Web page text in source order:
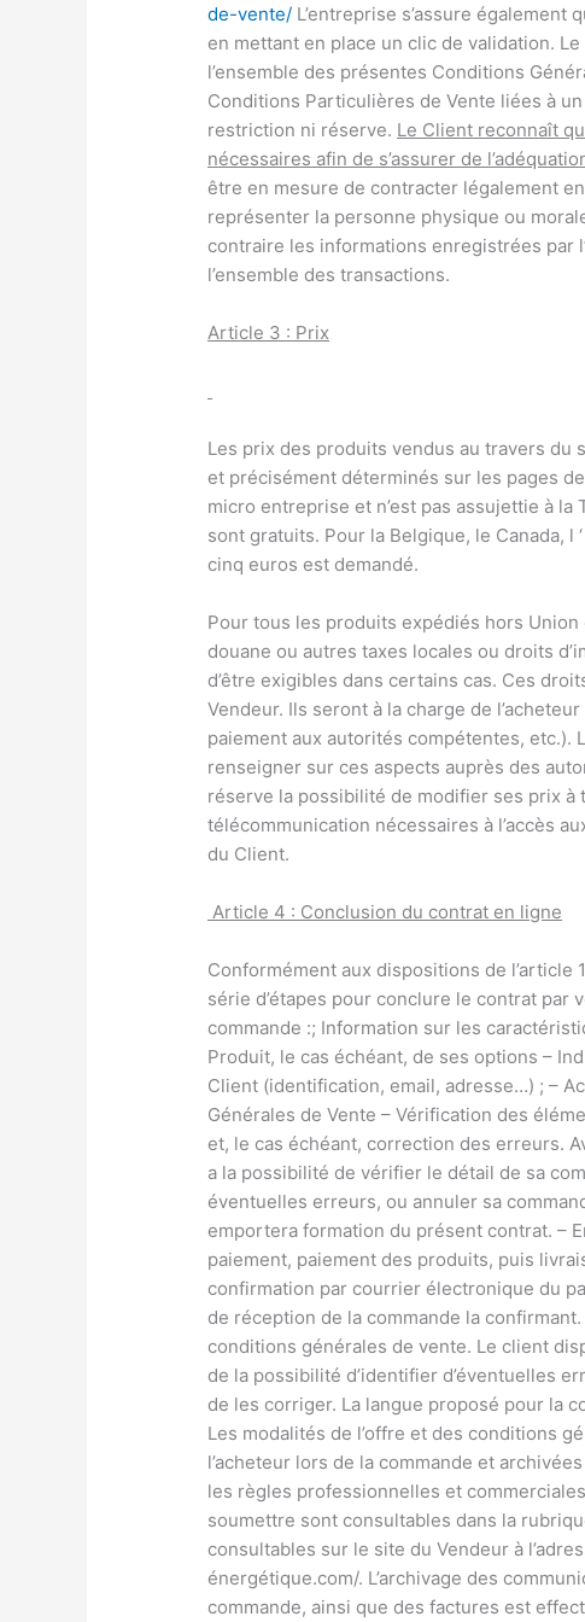
de-vente/ L’entreprise s’assure
en mettant en place un clic de validation.
l’ensemble des présentes Conditions
Conditions Particulières de Vente liées à
restriction ni réserve. Le Client reconnaît
nécessaires afin de s’assurer de
être en mesure de contracter légalement
représenter la personne physique ou
contraire les informations enregistrées par
l’ensemble des transactions.
Article 3 : Prix
Les prix des produits vendus au travers du
et précisément déterminés sur les pages
micro entreprise et n’est pas assujettie à la
sont gratuits. Pour la Belgique, le Canada, l
cinq euros est demandé.
Pour tous les produits expédiés hors
douane ou autres taxes locales ou droits
d’être exigibles dans certains cas. Ces
Vendeur. Ils seront à la charge de
paiement aux autorités compétentes, etc.).
renseigner sur ces aspects auprès des
réserve la possibilité de modifier ses prix à
télécommunication nécessaires à l’accès
du Client.
Article 4 : Conclusion du contrat en ligne
Conformément aux dispositions de
série d’étapes pour conclure le contrat
commande :; Information sur les
Produit, le cas échéant, de ses options –
Client (identification, email, adresse…) ; –
Générales de Vente – Vérification des
et, le cas échéant, correction des erreurs.
a la possibilité de vérifier le détail de sa
éventuelles erreurs, ou annuler sa
emportera formation du présent contrat. –
paiement, paiement des produits, puis
confirmation par courrier électronique du
de réception de la commande la
conditions générales de vente. Le client
de la possibilité d’identifier d’éventuelles
de les corriger. La langue proposé pour la
Les modalités de l’offre et des conditions
l’acheteur lors de la commande et
les règles professionnelles et
soumettre sont consultables dans la
consultables sur le site du Vendeur à
énergétique.com/. L’archivage des
commande, ainsi que des factures est